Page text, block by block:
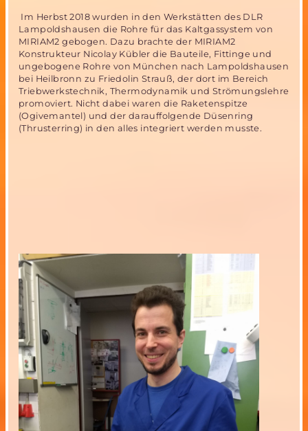
Im Herbst 2018 wurden in den Werkstätten des DLR
Lampoldshausen die Rohre für das Kaltgassystem von
MIRIAM2 gebogen. Dazu brachte der MIRIAM2
Konstrukteur Nicolay Kübler die Bauteile, Fittinge und
ungebogene Rohre von München nach Lampoldshausen
bei Heilbronn zu Friedolin Strauß, der dort im Bereich
Triebwerkstechnik, Thermodynamik und Strömungslehre
promoviert. Nicht dabei waren die Raketenspitze
(Ogivemantel) und der darauffolgende Düsenring
(Thrusterring) in den alles integriert werden musste.